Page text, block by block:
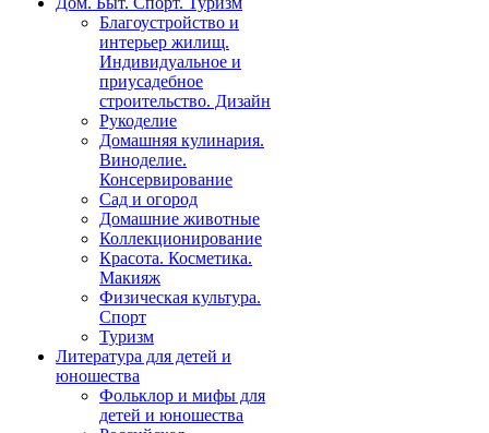
Благоустройство и
интерьер жилищ.
Индивидуальное и
приусадебное
строительство. Дизайн
Рукоделие
Домашняя кулинария.
Виноделие.
Консервирование
Сад и огород
Домашние животные
Коллекционирование
Красота. Косметика.
Макияж
Физическая культура.
Спорт
Туризм
Литература для детей и
юношества
Фольклор и мифы для
детей и юношества